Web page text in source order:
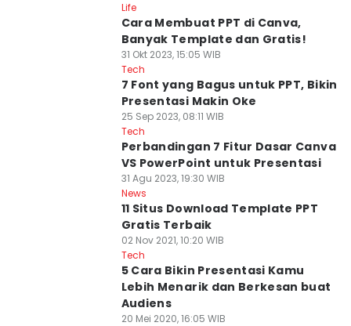
Life
Cara Membuat PPT di Canva,
Banyak Template dan Gratis!
31 Okt 2023, 15:05 WIB
Tech
7 Font yang Bagus untuk PPT, Bikin
Presentasi Makin Oke
25 Sep 2023, 08:11 WIB
Tech
Perbandingan 7 Fitur Dasar Canva
VS PowerPoint untuk Presentasi
31 Agu 2023, 19:30 WIB
News
11 Situs Download Template PPT
Gratis Terbaik
02 Nov 2021, 10:20 WIB
Tech
5 Cara Bikin Presentasi Kamu
Lebih Menarik dan Berkesan buat
Audiens
20 Mei 2020, 16:05 WIB